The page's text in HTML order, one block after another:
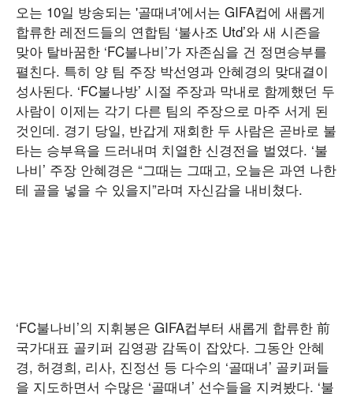
오는 10일 방송되는 '골때녀'에서는 GIFA컵에 새롭게
합류한 레전드들의 연합팀 ‘불사조 Utd’와 새 시즌을
맞아 탈바꿈한 ‘FC불나비’가 자존심을 건 정면승부를
펼친다. 특히 양 팀 주장 박선영과 안혜경의 맞대결이
성사된다. ‘FC불나방’ 시절 주장과 막내로 함께했던 두
사람이 이제는 각기 다른 팀의 주장으로 마주 서게 된
것인데. 경기 당일, 반갑게 재회한 두 사람은 곧바로 불
타는 승부욕을 드러내며 치열한 신경전을 벌였다. ‘불
나비’ 주장 안혜경은 “그때는 그때고, 오늘은 과연 나한
테 골을 넣을 수 있을지”라며 자신감을 내비쳤다.
‘FC불나비’의 지휘봉은 GIFA컵부터 새롭게 합류한 前
국가대표 골키퍼 김영광 감독이 잡았다. 그동안 안혜
경, 허경희, 리사, 진정선 등 다수의 ‘골때녀’ 골키퍼들
을 지도하면서 수많은 ‘골때녀’ 선수들을 지켜봤다. ‘불